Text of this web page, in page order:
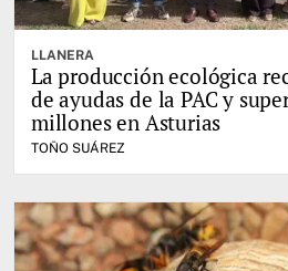
LLANERA
La producción ecológica
de ayudas de la PAC y
millones en Asturias
TOÑO SUÁREZ